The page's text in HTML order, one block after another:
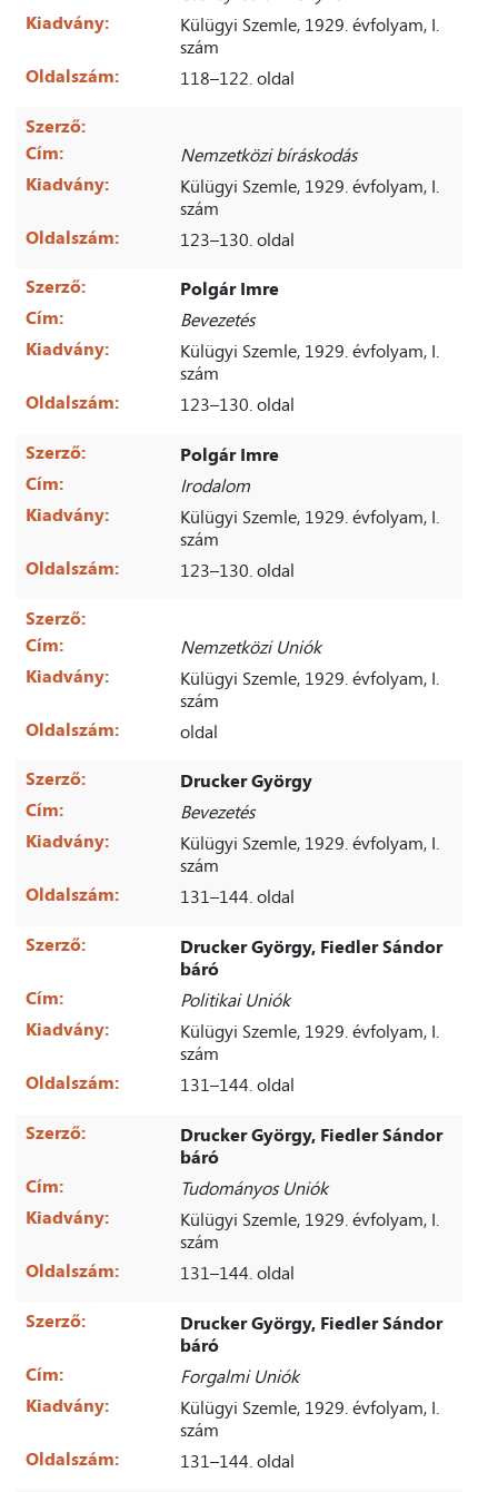
Kiadvány:
Külügyi Szemle, 1929. évfolyam, I.
szám
Oldalszám:
118–122. oldal
Szerző:
Cím:
Nemzetközi bíráskodás
Kiadvány:
Külügyi Szemle, 1929. évfolyam, I.
szám
Oldalszám:
123–130. oldal
Szerző:
Polgár Imre
Cím:
Bevezetés
Kiadvány:
Külügyi Szemle, 1929. évfolyam, I.
szám
Oldalszám:
123–130. oldal
Szerző:
Polgár Imre
Cím:
Irodalom
Kiadvány:
Külügyi Szemle, 1929. évfolyam, I.
szám
Oldalszám:
123–130. oldal
Szerző:
Cím:
Nemzetközi Uniók
Kiadvány:
Külügyi Szemle, 1929. évfolyam, I.
szám
Oldalszám:
oldal
Szerző:
Drucker György
Cím:
Bevezetés
Kiadvány:
Külügyi Szemle, 1929. évfolyam, I.
szám
Oldalszám:
131–144. oldal
Szerző:
Drucker György, Fiedler Sándor
báró
Cím:
Politikai Uniók
Kiadvány:
Külügyi Szemle, 1929. évfolyam, I.
szám
Oldalszám:
131–144. oldal
Szerző:
Drucker György, Fiedler Sándor
báró
Cím:
Tudományos Uniók
Kiadvány:
Külügyi Szemle, 1929. évfolyam, I.
szám
Oldalszám:
131–144. oldal
Szerző:
Drucker György, Fiedler Sándor
báró
Cím:
Forgalmi Uniók
Kiadvány:
Külügyi Szemle, 1929. évfolyam, I.
szám
Oldalszám:
131–144. oldal